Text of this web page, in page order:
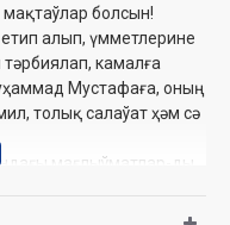
болсын!
алып, үмметлерине
камалға
Мустафаға, оның
толық салаўат ҳәм сә
мағлыўматлар-ды